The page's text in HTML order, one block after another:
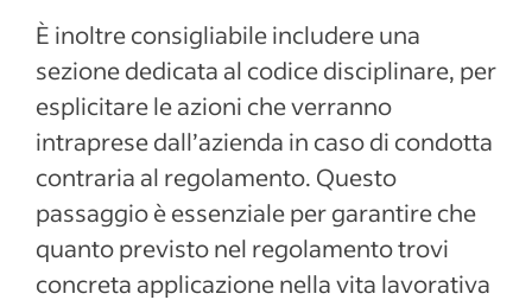
È inoltre consigliabile includere una
sezione dedicata al codice disciplinare, per
esplicitare le azioni che verranno
intraprese dall’azienda in caso di condotta
contraria al regolamento. Questo
passaggio è essenziale per garantire che
quanto previsto nel regolamento trovi
concreta applicazione nella vita lavorativa